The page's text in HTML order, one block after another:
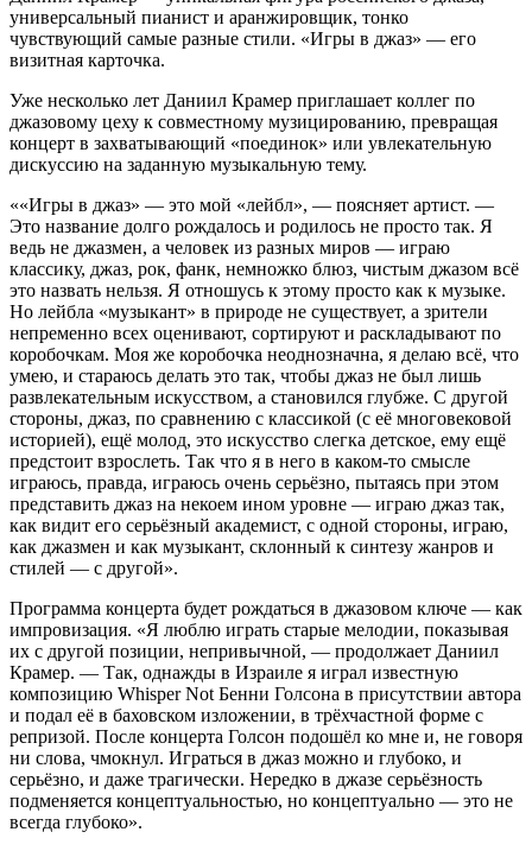
универсальный пианист и аранжировщик, тонко
чувствующий самые разные стили. «Игры в джаз» — его
визитная карточка.
Уже несколько лет Даниил Крамер приглашает коллег по
джазовому цеху к совместному музицированию, превращая
концерт в захватывающий «поединок» или увлекательную
дискуссию на заданную музыкальную тему.
««Игры в джаз» — это мой «лейбл», — поясняет артист. —
Это название долго рождалось и родилось не просто так. Я
ведь не джазмен, а человек из разных миров — играю
классику, джаз, рок, фанк, немножко блюз, чистым джазом всё
это назвать нельзя. Я отношусь к этому просто как к музыке.
Но лейбла «музыкант» в природе не существует, а зрители
непременно всех оценивают, сортируют и раскладывают по
коробочкам. Моя же коробочка неоднозначна, я делаю всё, что
умею, и стараюсь делать это так, чтобы джаз не был лишь
развлекательным искусством, а становился глубже. С другой
стороны, джаз, по сравнению с классикой (с её многовековой
историей), ещё молод, это искусство слегка детское, ему ещё
предстоит взрослеть. Так что я в него в каком-то смысле
играюсь, правда, играюсь очень серьёзно, пытаясь при этом
представить джаз на некоем ином уровне — играю джаз так,
как видит его серьёзный академист, с одной стороны, играю,
как джазмен и как музыкант, склонный к синтезу жанров и
стилей — с другой».
Программа концерта будет рождаться в джазовом ключе — как
импровизация. «Я люблю играть старые мелодии, показывая
их с другой позиции, непривычной, — продолжает Даниил
Крамер. — Так, однажды в Израиле я играл известную
композицию Whisper Not Бенни Голсона в присутствии автора
и подал её в баховском изложении, в трёхчастной форме с
репризой. После концерта Голсон подошёл ко мне и, не говоря
ни слова, чмокнул. Играться в джаз можно и глубоко, и
серьёзно, и даже трагически. Нередко в джазе серьёзность
подменяется концептуальностью, но концептуально — это не
всегда глубоко».